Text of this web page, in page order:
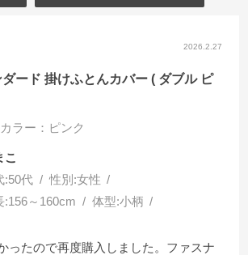
2026.2.27
ード 掛けふとんカバー ( ダブル ピ
カラー：ピンク
こ
:50代 性別:女性
:156～160cm 体型:小柄
ったので再度購入しました。ファスナ